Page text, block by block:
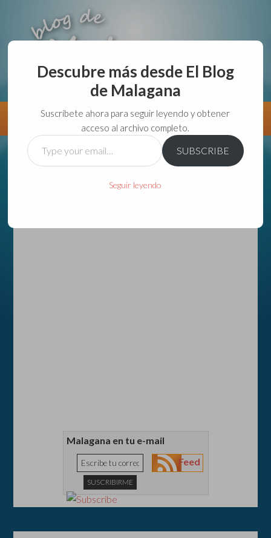
aunque lo haga de malas lo hago....
Información Directorio VivirGuadalajara
Malagana en tu e-mail
Feed
Descubre más desde El Blog
de Malagana
Suscríbete ahora para seguir leyendo y obtener
acceso al archivo completo.
Type
your
SUBSCRIBE
Seguir leyendo